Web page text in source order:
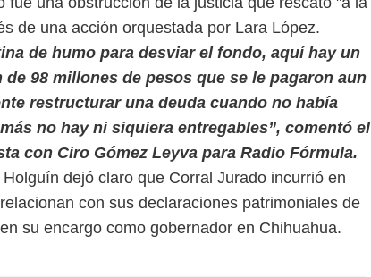
de una acción orquestada por Lara López.
de humo para desviar el fondo, aquí hay un
98 millones de pesos que se le pagaron aun
restructurar una deuda cuando no había
no hay ni siquiera entregables”, comentó el
con Ciro Gómez Leyva para Radio Fórmula.
dejó claro que Corral Jurado incurrió en
con sus declaraciones patrimoniales de
su encargo como gobernador en Chihuahua.